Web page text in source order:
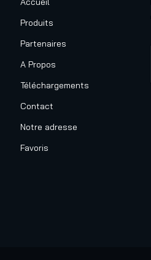
Produits
Partenaires
A Propos
Téléchargements
Contact
Notre adresse
Favoris